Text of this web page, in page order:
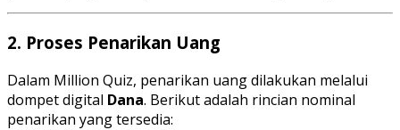
2. Proses Penarikan Uang
Dalam Million Quiz, penarikan uang dilakukan melalui
dompet digital Dana. Berikut adalah rincian nominal
penarikan yang tersedia: